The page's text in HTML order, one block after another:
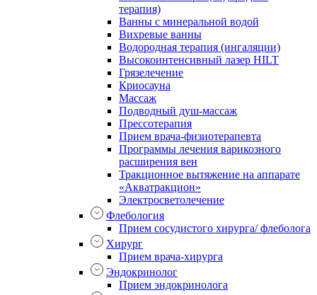
терапия)
Ванны с минеральной водой
Вихревые ванны
Водородная терапия (ингаляции)
Высокоинтенсивный лазер HILT
Грязелечение
Криосауна
Массаж
Подводный душ-массаж
Прессотерапия
Прием врача-физиотерапевта
Программы лечения варикозного
расширения вен
Тракционное вытяжение на аппарате
«Акватракцион»
Электросветолечение
Флебология
Прием сосудистого хирурга/ флеболога
Хирург
Прием врача-хирурга
Эндокринолог
Прием эндокринолога